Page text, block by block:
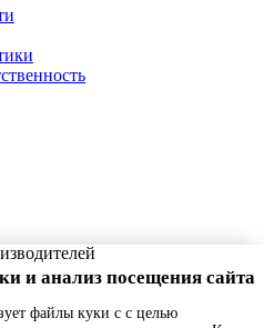
и анализ посещения сайта
файлы куки c с целью